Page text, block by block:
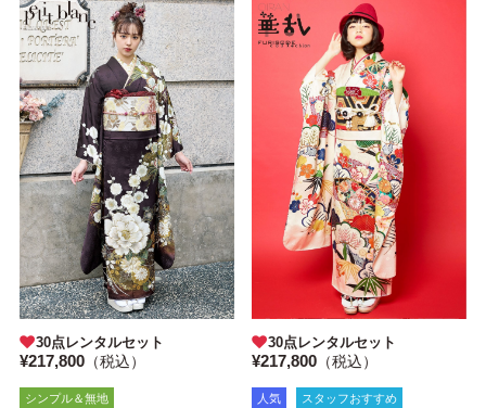
30点レンタルセット
¥217,800（税込）
シンプル＆無地
30点レンタルセット
¥217,800 （税込）
人気 スタッフおすすめ